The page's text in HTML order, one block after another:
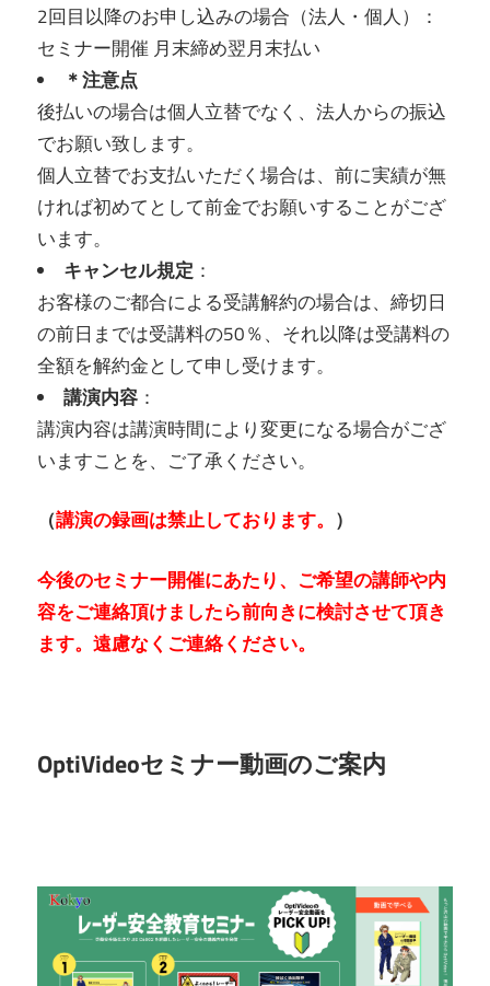
2回目以降のお申し込みの場合（法人・個人）：
セミナー開催 月末締め翌月末払い
＊注意点
後払いの場合は個人立替でなく、法人からの振込
でお願い致します。
個人立替でお支払いただく場合は、前に実績が無
ければ初めてとして前金でお願いすることがござ
います。
キャンセル規定 ：
お客様のご都合による受講解約の場合は、締切日
の前日までは受講料の50％、それ以降は受講料の
全額を解約金として申し受けます。
講演内容 ：
講演内容は講演時間により変更になる場合がござ
いますことを、 ご了承ください。
（講演の録画は禁止しております。 ）
今後のセミナー開催にあたり、ご希望の講師や内
容をご連絡頂けましたら前向きに検討させて頂き
ます。遠慮なくご連絡ください。
OptiVideoセミナー動画のご案内